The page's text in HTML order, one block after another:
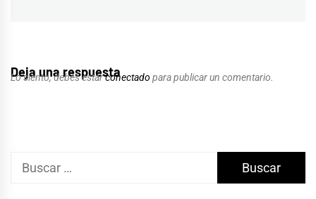
Deja una respuesta
Lo siento, debes estarconectado para publicar un comentario.
Buscar: